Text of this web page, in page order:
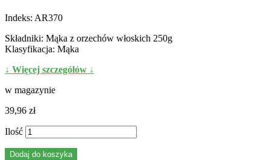
Indeks: AR370
Składniki: Mąka z orzechów włoskich 250g
Klasyfikacja: Mąka
↓ Więcej szczegółów ↓
w magazynie
39,96 zł
Ilość
Dodaj do koszyka